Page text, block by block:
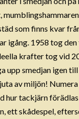
som finns kvar
igång. 1958 tog den
krafter tog vid
upp smedjan igen till
av miljön! Numera
hur tackjärn
ett skådespel,